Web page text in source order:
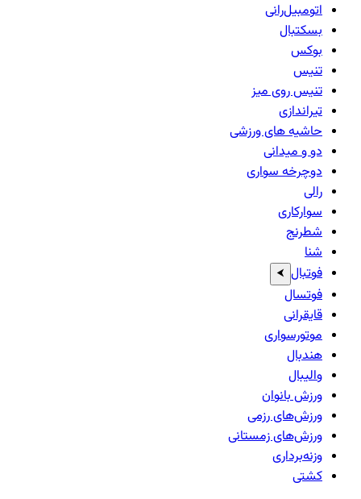
اتومبیل‌رانی
بسکتبال
بوکس
تنیس
تنیس روی میز
تیراندازی
حاشیه های ورزشی
دو و میدانی
دوچرخه سواری
رالی
سوارکاری
شطرنج
شنا
فوتبال ⮜
فوتسال
قایقرانی
موتورسواری
هندبال
والیبال
ورزش بانوان
ورزش‌های رزمی
ورزش‌های زمستانی
وزنه‌برداری
کشتی